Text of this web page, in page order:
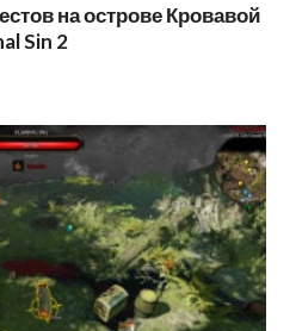
на острове Кровавой
Sin 2